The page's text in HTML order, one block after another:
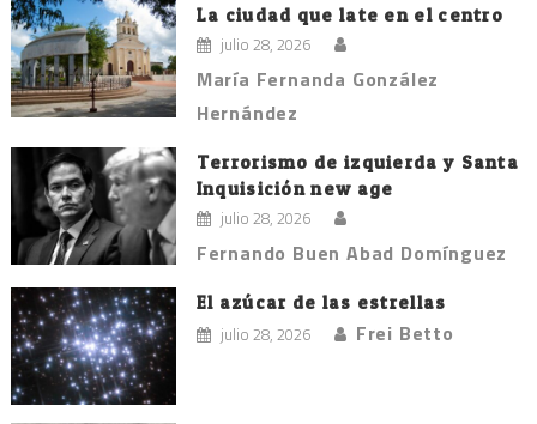
entradas
La ciudad que late en el centro
julio 28, 2026
María Fernanda González
Hernández
Terrorismo de izquierda y Santa
Inquisición new age
julio 28, 2026
Fernando Buen Abad Domínguez
El azúcar de las estrellas
julio 28, 2026 Frei Betto